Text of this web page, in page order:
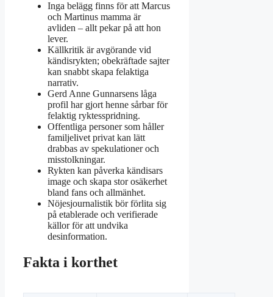
Inga belägg finns för att Marcus
och Martinus mamma är
avliden – allt pekar på att hon
lever.
Källkritik är avgörande vid
kändisrykten; obekräftade sajter
kan snabbt skapa felaktiga
narrativ.
Gerd Anne Gunnarsens låga
profil har gjort henne sårbar för
felaktig ryktesspridning.
Offentliga personer som håller
familjelivet privat kan lätt
drabbas av spekulationer och
misstolkningar.
Rykten kan påverka kändisars
image och skapa stor osäkerhet
bland fans och allmänhet.
Nöjesjournalistik bör förlita sig
på etablerade och verifierade
källor för att undvika
desinformation.
Fakta i korthet